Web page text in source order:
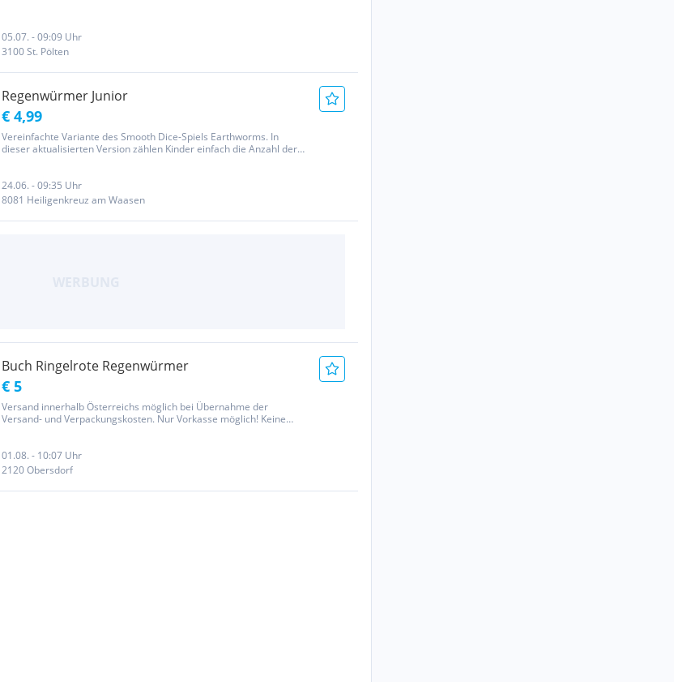
05.07. - 09:09 Uhr
3100 St. Pölten
Regenwürmer Junior
€ 4,99
Vereinfachte Variante des Smooth Dice-Spiels Earthworms. In
dieser aktualisierten Version zählen Kinder einfach die Anzahl der
24.06. - 09:35 Uhr
8081 Heiligenkreuz am Waasen
Buch Ringelrote Regenwürmer
€ 5
Versand innerhalb Österreichs möglich bei Übernahme der
Versand- und Verpackungskosten. Nur Vorkasse möglich! Keine
01.08. - 10:07 Uhr
2120 Obersdorf